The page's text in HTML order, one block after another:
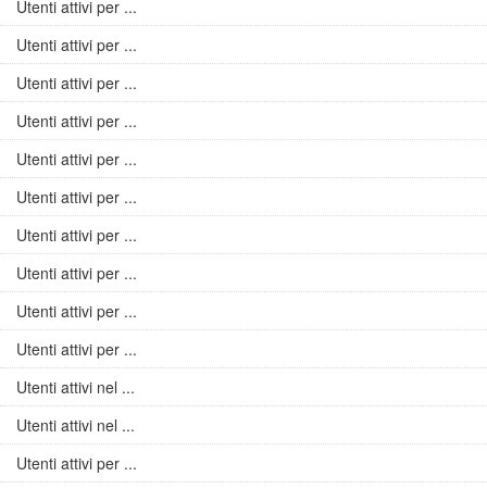
Utenti attivi per ...
Utenti attivi per ...
Utenti attivi per ...
Utenti attivi per ...
Utenti attivi per ...
Utenti attivi per ...
Utenti attivi per ...
Utenti attivi per ...
Utenti attivi per ...
Utenti attivi per ...
Utenti attivi nel ...
Utenti attivi nel ...
Utenti attivi per ...